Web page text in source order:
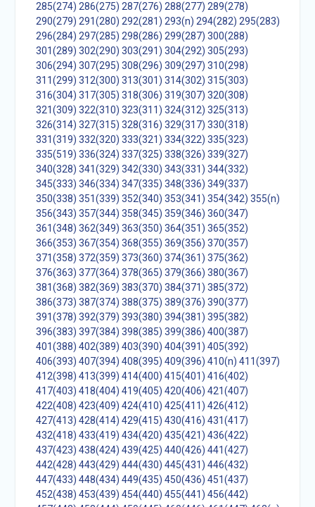
285(274) 286(275) 287(276) 288(277) 289(278)
290(279) 291(280) 292(281) 293(n) 294(282) 295(283)
296(284) 297(285) 298(286) 299(287) 300(288)
301(289) 302(290) 303(291) 304(292) 305(293)
306(294) 307(295) 308(296) 309(297) 310(298)
311(299) 312(300) 313(301) 314(302) 315(303)
316(304) 317(305) 318(306) 319(307) 320(308)
321(309) 322(310) 323(311) 324(312) 325(313)
326(314) 327(315) 328(316) 329(317) 330(318)
331(319) 332(320) 333(321) 334(322) 335(323)
335(519) 336(324) 337(325) 338(326) 339(327)
340(328) 341(329) 342(330) 343(331) 344(332)
345(333) 346(334) 347(335) 348(336) 349(337)
350(338) 351(339) 352(340) 353(341) 354(342) 355(n)
356(343) 357(344) 358(345) 359(346) 360(347)
361(348) 362(349) 363(350) 364(351) 365(352)
366(353) 367(354) 368(355) 369(356) 370(357)
371(358) 372(359) 373(360) 374(361) 375(362)
376(363) 377(364) 378(365) 379(366) 380(367)
381(368) 382(369) 383(370) 384(371) 385(372)
386(373) 387(374) 388(375) 389(376) 390(377)
391(378) 392(379) 393(380) 394(381) 395(382)
396(383) 397(384) 398(385) 399(386) 400(387)
401(388) 402(389) 403(390) 404(391) 405(392)
406(393) 407(394) 408(395) 409(396) 410(n) 411(397)
412(398) 413(399) 414(400) 415(401) 416(402)
417(403) 418(404) 419(405) 420(406) 421(407)
422(408) 423(409) 424(410) 425(411) 426(412)
427(413) 428(414) 429(415) 430(416) 431(417)
432(418) 433(419) 434(420) 435(421) 436(422)
437(423) 438(424) 439(425) 440(426) 441(427)
442(428) 443(429) 444(430) 445(431) 446(432)
447(433) 448(434) 449(435) 450(436) 451(437)
452(438) 453(439) 454(440) 455(441) 456(442)